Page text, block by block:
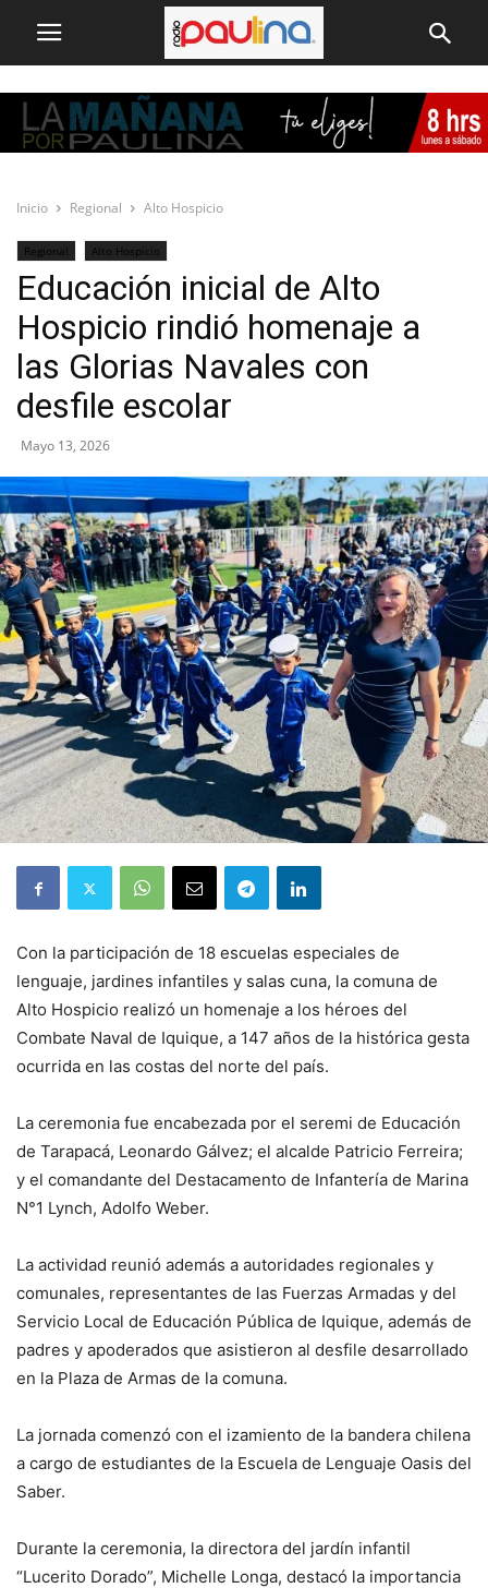
Inicio Regional Alto Hospicio
Regional Alto Hospicio
Educación inicial de Alto
Hospicio rindió homenaje a
las Glorias Navales con
desfile escolar
Mayo 13, 2026
Con la participación de 18 escuelas especiales de
lenguaje, jardines infantiles y salas cuna, la comuna de
Alto Hospicio realizó un homenaje a los héroes del
Combate Naval de Iquique, a 147 años de la histórica gesta
ocurrida en las costas del norte del país.
La ceremonia fue encabezada por el seremi de Educación
de Tarapacá, Leonardo Gálvez; el alcalde Patricio Ferreira;
y el comandante del Destacamento de Infantería de Marina
N°1 Lynch, Adolfo Weber.
La actividad reunió además a autoridades regionales y
comunales, representantes de las Fuerzas Armadas y del
Servicio Local de Educación Pública de Iquique, además de
padres y apoderados que asistieron al desfile desarrollado
en la Plaza de Armas de la comuna.
La jornada comenzó con el izamiento de la bandera chilena
a cargo de estudiantes de la Escuela de Lenguaje Oasis del
Saber.
Durante la ceremonia, la directora del jardín infantil
“Lucerito Dorado”, Michelle Longa, destacó la importancia